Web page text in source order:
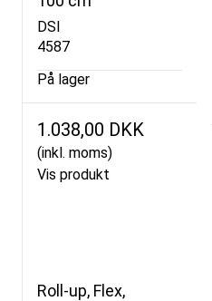
DSI
4587
På lager
1.038,00 DKK
(inkl. moms)
Vis produkt
Roll-up, Flex,